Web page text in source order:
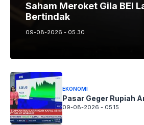
Saham Meroket Gila BEI
Bertindak
09-08-2026 - 05.30
EKONOMI
Pasar Geger Rupiah
09-08-2026 - 05.15